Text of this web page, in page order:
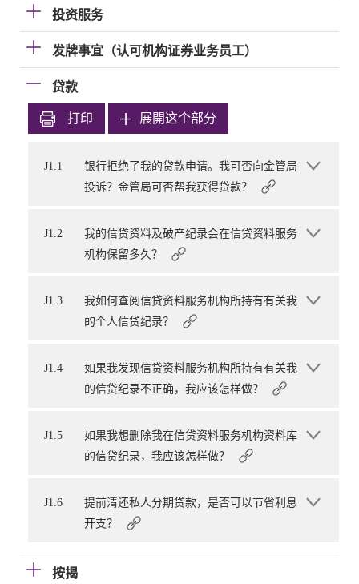
投资服务
发牌事宜（认可机构证券业务员工）
贷款
打印 展開这个部分
J1.1
银行拒绝了我的贷款申请。我可否向金管局
投诉？金管局可否帮我获得贷款？
J1.2
我的信贷资料及破产纪录会在信贷资料服务
机构保留多久？
J1.3
我如何查阅信贷资料服务机构所持有有关我
的个人信贷纪录？
J1.4
如果我发现信贷资料服务机构所持有有关我
的信贷纪录不正确，我应该怎样做？
J1.5
如果我想删除我在信贷资料服务机构资料库
的信贷纪录，我应该怎样做？
J1.6
提前清还私人分期贷款，是否可以节省利息
开支？
按揭